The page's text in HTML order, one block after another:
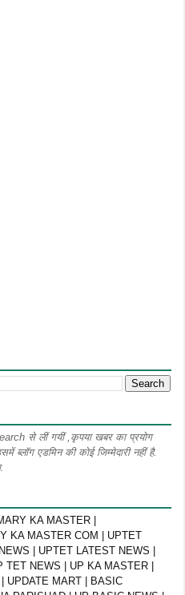
से लीं गयीं ,कृपया खबर का प्रयोग
एडमिन की कोई जिम्मेदारी नहीं है.
KA MASTER |
KA MASTER COM | UPTET
| UPTET LATEST NEWS |
NEWS | UP KA MASTER |
UPDATE MART | BASIC